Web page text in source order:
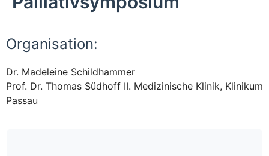
Organisation:
Dr. Madeleine Schildhammer
Prof. Dr. Thomas Südhoff II. Medizinische Klinik, Klinikum
Passau